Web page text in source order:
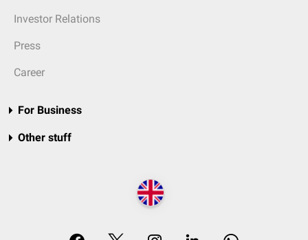
Investor Relations
Press
Career
For Business
Other stuff